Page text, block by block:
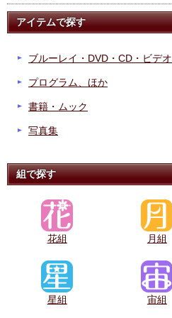
アイテムで探す
ブルーレイ・DVD・CD・ビデオ
プログラム、ほか
書籍・ムック
写真集
組で探す
花組 月組
星組 宙組